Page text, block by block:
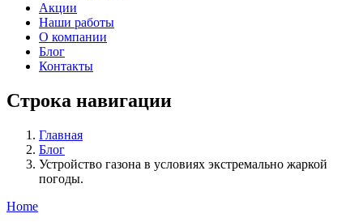
Акции
Наши работы
О компании
Блог
Контакты
Строка навигации
Главная
Блог
Устройство газона в условиях экстремально жаркой
погоды.
Home